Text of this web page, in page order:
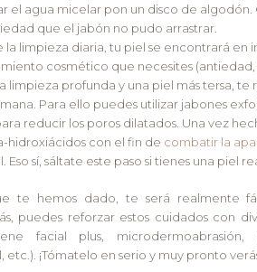
el agua micelar pon un disco de algodón.
que el jabón no pudo arrastrar.
la limpieza diaria, tu piel se encontrará en
cosmético que necesites (antiedad,
limpieza profunda y una piel más tersa,
Para ello puedes utilizar jabones
reducir los poros dilatados. Una vez
hidroxiácidos con el fin de combatir la
sí, sáltate este paso si tienes una piel
te hemos dado, te será realmente
puedes reforzar estos cuidados con
facial plus,
¡Tómatelo en serio y muy pronto